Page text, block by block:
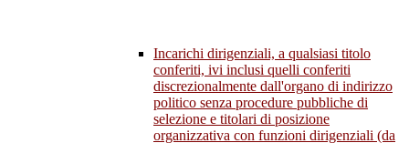
Incarichi dirigenziali, a qualsiasi titolo
conferiti, ivi inclusi quelli conferiti
discrezionalmente dall'organo di indirizzo
politico senza procedure pubbliche di
selezione e titolari di posizione
organizzativa con funzioni dirigenziali (da